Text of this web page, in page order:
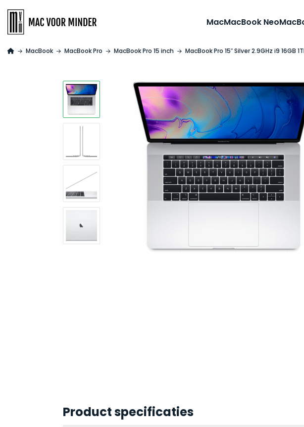
MacMacBook Neo
MacBook MacBook Pro MacBook Pro 15 inch MacBook Pro 15″ Silver 2.9GHz i9 16GB
Product specificaties